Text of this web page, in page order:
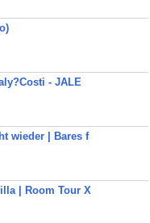
- JALE
wieder | Bares f
| Room Tour X